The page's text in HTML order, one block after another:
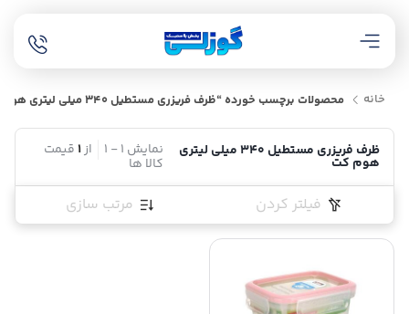
خانه محصولات برچسب خورده “ظرف فریزری مستطیل 340 میلی لیتری هوم کت”
ظرف فریزری مستطیل 340 میلی لیتری
هوم کت
نمایش 1
-
1 از1قیمت
کالا ها
فیلتر کردن مرتب سازی